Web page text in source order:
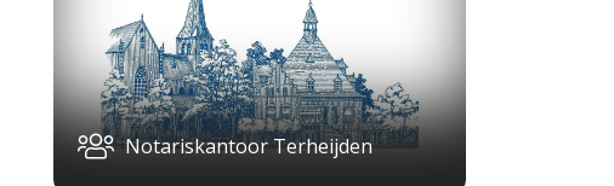
Notariskantoor Terheijden